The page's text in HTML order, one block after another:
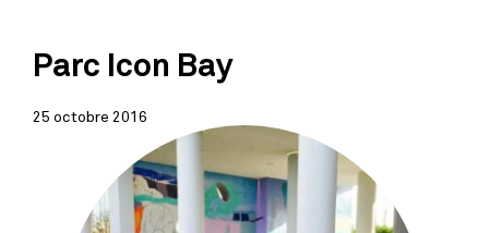
Parc Icon Bay
25 octobre 2016